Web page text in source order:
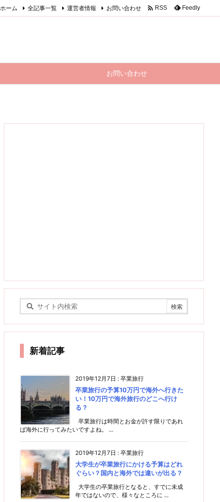
お問い合わせ
ホーム 全記事一覧 運営者情報 お問い合わせ  RSS Feedly
新着記事
2019年12月7日 : 卒業旅行
卒業旅行の予算10万円で海外へ行きた
い！10万円で海外旅行のどこへ行け
る？
卒業旅行は時間とお金が許す限りであれ
ば海外に行ってみたいですよね。 ...
2019年12月7日 : 卒業旅行
大学生が卒業旅行にかける予算はどれ
ぐらい？国内と海外では違いが出る？
大学生の卒業旅行となると、すでに未成
年ではないので、様々なところに ...